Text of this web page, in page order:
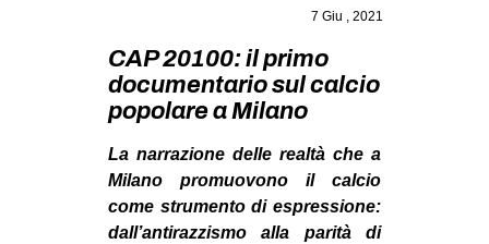
STUDENTI TSUNAMI
ZAM
MOBILITAZIONI
SPAZI
7 Giu , 2021
CAP 20100: il primo
documentario sul calcio
popolare a Milano
La narrazione delle realtà che a
Milano promuovono il calcio
come strumento di espressione:
dall’antirazzismo alla parità di